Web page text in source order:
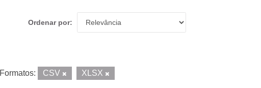
Ordenar por
Formatos: CSV XLSX